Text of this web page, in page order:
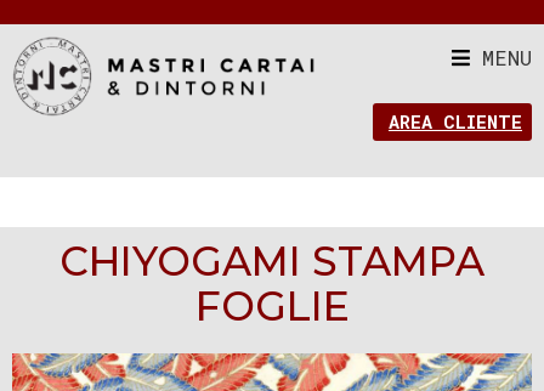
MENU
AREA CLIENTE
CHIYOGAMI STAMPA
FOGLIE